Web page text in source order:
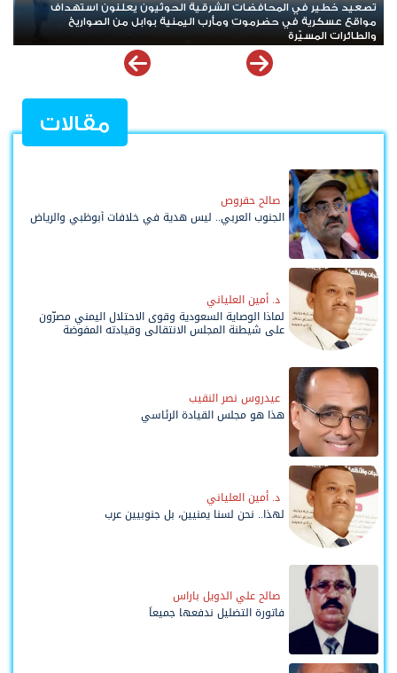
*ردود باهتة للشرعية والتحالف أمام الهجوم الحوثي الدامي في مأرب
وحضرموت*
مقالات
صالح حقروص
الجنوب العربي.. ليس هدية في خلافات أبوظبي والرياض
د. أمين العلياني
لماذا الوصاية السعودية وقوى الاحتلال اليمني مصرّون
على شيطنة المجلس الانتقالي وقيادته المفوضة
عيدروس نصر النقيب
هذا هو مجلس القيادة الرئاسي
د. أمين العلياني
لهذا.. نحن لسنا يمنيين، بل جنوبيين عرب
صالح علي الدويل باراس
فاتورة التضليل ندفعها جميعاً